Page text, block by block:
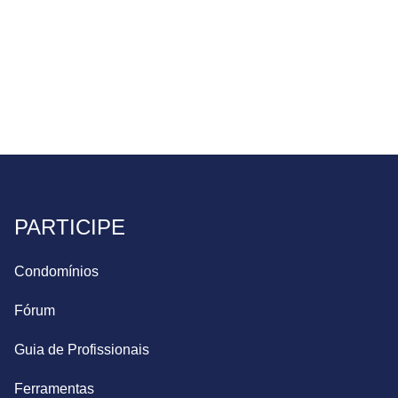
PARTICIPE
Condomínios
Fórum
Guia de Profissionais
Ferramentas